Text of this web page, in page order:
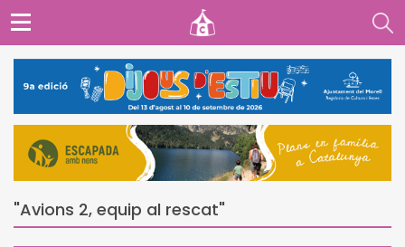
"Avions 2, equip al rescat"